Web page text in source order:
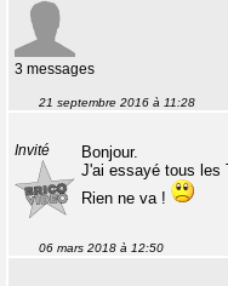
3 messages
21 septembre 2016 à 11:28
Invité
Bonjour.
J'ai essayé tous les
Rien ne va !
06 mars 2018 à 12:50